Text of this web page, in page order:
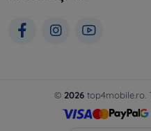
© 2026top4mobile.ro.